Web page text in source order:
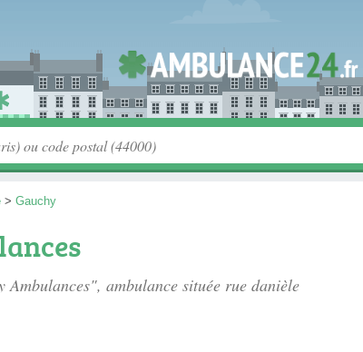
> Gauchy
Ambulances", ambulance située rue danièle